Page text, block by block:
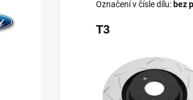
Označení v čísle dílu: bez
T3